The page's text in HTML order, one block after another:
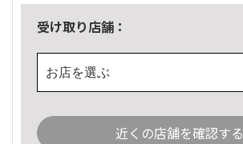
受け取り店舗：
お店を選ぶ
近くの店舗を確認する